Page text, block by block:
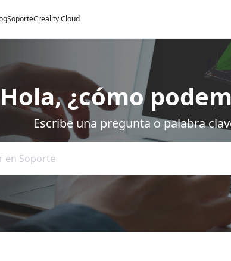
SoporteCreality Cloud
Hola, ¿cómo
Escribe una pregunta o palabra